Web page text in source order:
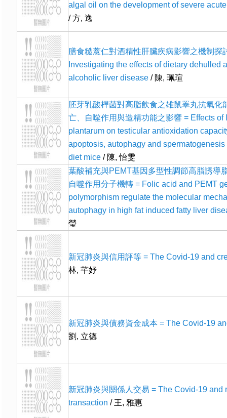
algal oil on the development of severe
/ 方, 逸
膳食糙薏仁對酒精性肝臟疾病影響之機制探
Investigating the effects of dietary dehulled
alcoholic liver disease / 陳, 珮瑄
胚芽乳酸桿菌對高脂飲食之雄鼠睪丸抗氧化
亡、自噬作用與造精功能之影響 = Effects of
plantarum on testicular antioxidation
apoptosis, autophagy and spermatogenesis
diet mice / 陳, 怡雯
葉酸補充與PEMT基因多型性調節高脂誘導
自噬作用分子機轉 = Folic acid and PEMT
polymorphism regulate the molecular
autophagy in high fat induced fatty liver
瑩
新冠肺炎與信用評等 = The Covid-19 and
林, 芊妤
新冠肺炎與債務資金成本 = The Covid-19
劉, 立德
新冠肺炎與關係人交易 = The Covid-19 and
transaction / 王, 雅惠